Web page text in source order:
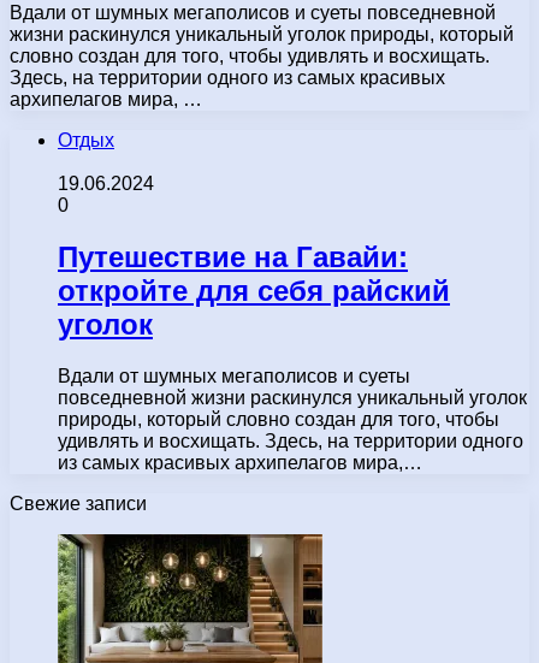
Вдали от шумных мегаполисов и суеты повседневной
жизни раскинулся уникальный уголок природы, который
словно создан для того, чтобы удивлять и восхищать.
Здесь, на территории одного из самых красивых
архипелагов мира, …
Отдых
19.06.2024
0
Путешествие на Гавайи:
откройте для себя райский
уголок
Вдали от шумных мегаполисов и суеты
повседневной жизни раскинулся уникальный уголок
природы, который словно создан для того, чтобы
удивлять и восхищать. Здесь, на территории одного
из самых красивых архипелагов мира,…
Свежие записи